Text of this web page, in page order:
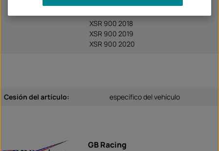
XSR 900 2018
XSR 900 2019
XSR 900 2020
Cesión del artículo: específico del vehículo
GB Racing